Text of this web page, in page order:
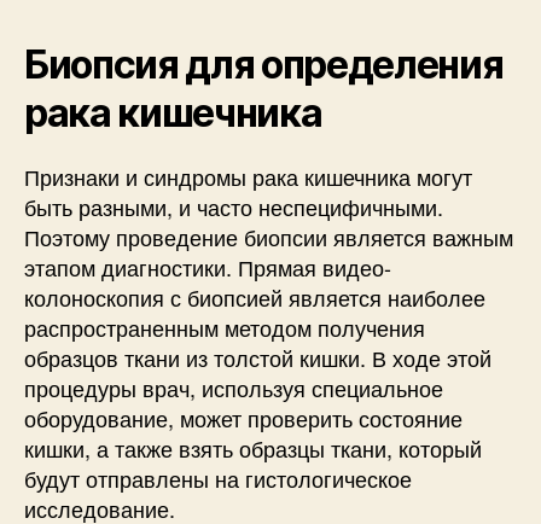
Биопсия для определения
рака кишечника
Признаки и синдромы рака кишечника могут
быть разными, и часто неспецифичными.
Поэтому проведение биопсии является важным
этапом диагностики. Прямая видео-
колоноскопия с биопсией является наиболее
распространенным методом получения
образцов ткани из толстой кишки. В ходе этой
процедуры врач, используя специальное
оборудование, может проверить состояние
кишки, а также взять образцы ткани, который
будут отправлены на гистологическое
исследование.